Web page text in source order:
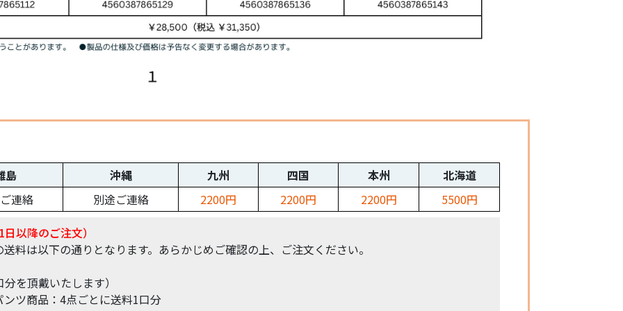
島 沖縄 九州 四国 本州
北海道
連絡
別途ご連絡 2200円 2200円 2200円
5500円
以降のご注文）
料は以下の通りとなります。あらかじめご確認の上、ご注文ください。
を頂戴いたします）
ツ商品：4点ごとに送料1口分